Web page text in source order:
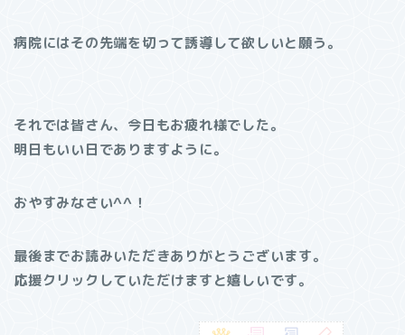
病院にはその先端を切って誘導して欲しいと願う。
それでは皆さん、今日もお疲れ様でした。
明日もいい日でありますように。
おやすみなさい^^！
最後までお読みいただきありがとうございます。
応援クリックしていただけますと嬉しいです。